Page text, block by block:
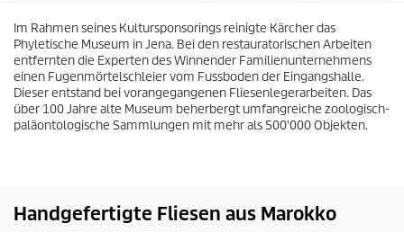
Im Rahmen seines Kultursponsorings reinigte Kärcher das
Phyletische Museum in Jena. Bei den restauratorischen Arbeiten
entfernten die Experten des Winnender Familienunternehmens
einen Fugenmörtelschleier vom Fussboden der Eingangshalle.
Dieser entstand bei vorangegangenen Fliesenlegerarbeiten. Das
über 100 Jahre alte Museum beherbergt umfangreiche zoologisch-
paläontologische Sammlungen mit mehr als 500'000 Objekten.
Handgefertigte Fliesen aus Marokko